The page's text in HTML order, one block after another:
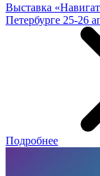
Выставка
Петербурге 25-26
Подробнее